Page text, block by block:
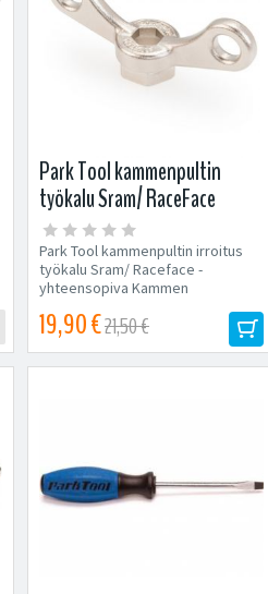
Park Tool kammenpultin
työkalu Sram/ RaceFace
Park Tool kammenpultin irroitus
työkalu Sram/ Raceface -
yhteensopiva Kammen
Voidaan...
19,90 €21,50 €